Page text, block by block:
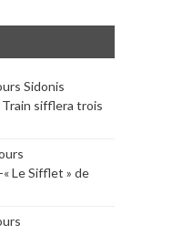
Sidonis
sifflera trois
Le Sifflet » de